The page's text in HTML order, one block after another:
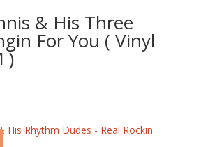
& His Three
For You ( Vinyl
)